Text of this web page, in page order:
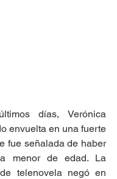
días, Verónica
envuelta en una fuerte
fue señalada de haber
menor de edad. La
telenovela negó en